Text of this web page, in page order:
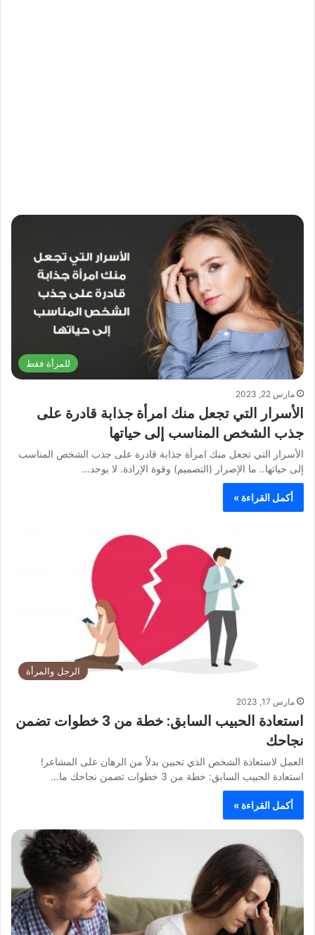
للمرأة فقط
مارس 22, 2023
الأسرار التي تجعل منك امرأة جذابة قادرة على
جذب الشخص المناسب إلى حياتها
الأسرار التي تجعل منك امرأة جذابة قادرة على جذب الشخص المناسب
إلى حياتها.. ما الإصرار (التصميم) وقوة الإرادة. لا يوجد…
أكمل القراءة »
الرجل والمرأة
مارس 17, 2023
استعادة الحبيب السابق: خطة من 3 خطوات تضمن
نجاحك
العمل لاستعادة الشخص الذي تحبين بدلاً من الرهان على المشاعر!
استعادة الحبيب السابق: خطة من 3 خطوات تضمن نجاحك ما…
أكمل القراءة »